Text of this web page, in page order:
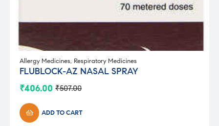
Allergy Medicines, Respiratory Medicines
FLUBLOCK-AZ NASAL SPRAY
₹507.00
Original
was:
₹507.00.
₹406.00
Current
is:
₹406.00.ADD TO CART